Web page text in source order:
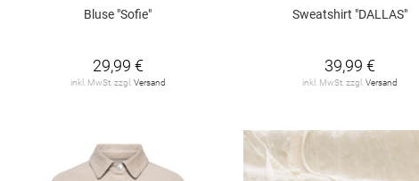
Bluse "Sofie"
29,99 €
inkl. MwSt. zzgl. Versand
Sweatshirt "DALLAS"
39,99 €
inkl. MwSt. zzgl.Versand